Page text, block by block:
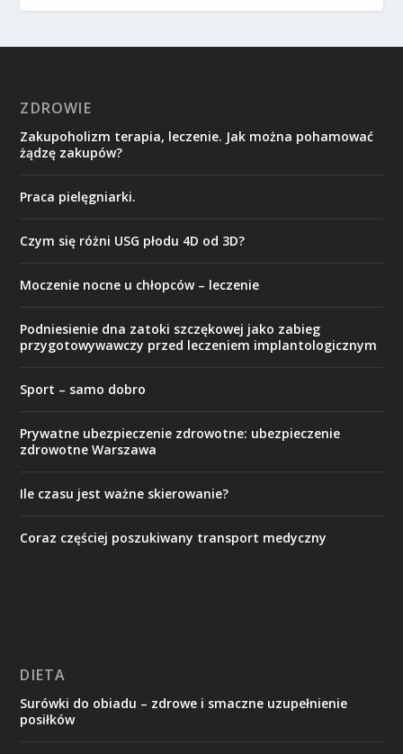
ZDROWIE
Zakupoholizm terapia, leczenie. Jak można pohamować
żądzę zakupów?
Praca pielęgniarki.
Czym się różni USG płodu 4D od 3D?
Moczenie nocne u chłopców – leczenie
Podniesienie dna zatoki szczękowej jako zabieg
przygotowywawczy przed leczeniem implantologicznym
Sport – samo dobro
Prywatne ubezpieczenie zdrowotne: ubezpieczenie
zdrowotne Warszawa
Ile czasu jest ważne skierowanie?
Coraz częściej poszukiwany transport medyczny
DIETA
Surówki do obiadu – zdrowe i smaczne uzupełnienie
posiłków